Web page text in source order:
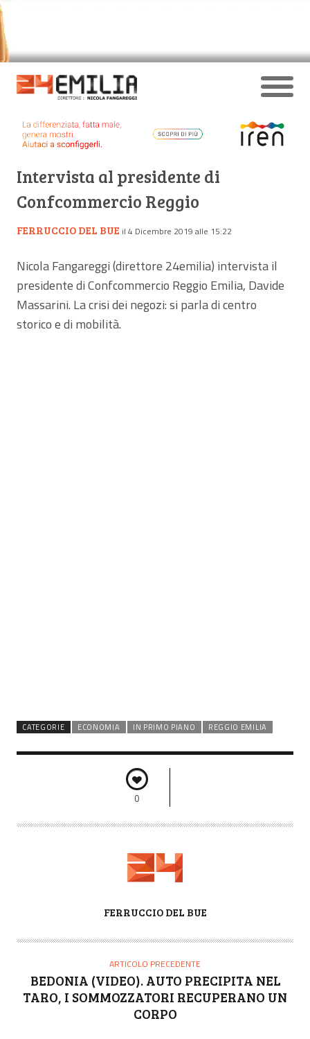
Intervista al presidente di
Confcommercio Reggio
FERRUCCIO DEL BUE il 4 Dicembre 2019 alle 15:22
Nicola Fangareggi (direttore 24emilia) intervista il
presidente di Confcommercio Reggio Emilia, Davide
Massarini. La crisi dei negozi: si parla di centro
storico e di mobilità.
CATEGORIE ECONOMIA IN PRIMO PIANO REGGIO EMILIA
0
T
FERRUCCIO DEL BUE
ARTICOLO PRECEDENTE
BEDONIA (VIDEO). AUTO PRECIPITA NEL
TARO, I SOMMOZZATORI RECUPERANO UN
CORPO